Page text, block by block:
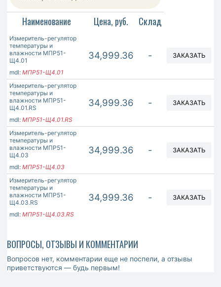
Наименование Цена, руб. Склад
Измеритель-регулятор
температуры и
влажности МПР51-
Щ4.01
mdl: МПР51-Щ4.01
34,999.36 - ЗАКАЗАТЬ
Измеритель-регулятор
температуры и
влажности МПР51-
Щ4.01.RS
mdl: МПР51-Щ4.01.RS
34,999.36 - ЗАКАЗАТЬ
Измеритель-регулятор
температуры и
влажности МПР51-
Щ4.03
mdl: МПР51-Щ4.03
34,999.36 - ЗАКАЗАТЬ
Измеритель-регулятор
температуры и
влажности МПР51-
Щ4.03.RS
mdl: МПР51-Щ4.03.RS
34,999.36 - ЗАКАЗАТЬ
ВОПРОСЫ, ОТЗЫВЫ И КОММЕНТАРИИ
Вопросов нет, комментарии еще не поспели, а отзывы
приветствуются — будь первым!